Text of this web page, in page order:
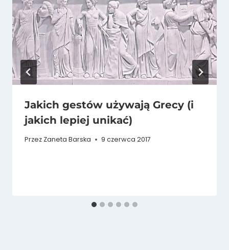
Jakich gestów używają Grecy (i
jakich lepiej unikać)
Przez Zaneta Barska 9 czerwca 2017